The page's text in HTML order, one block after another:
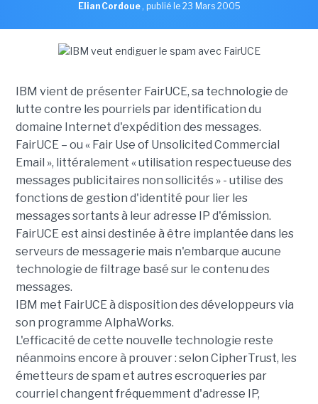
Elian Cordoue , publié le 23 Mars 2005
IBM vient de présenter FairUCE, sa technologie de
lutte contre les pourriels par identification du
domaine Internet d'expédition des messages.
FairUCE – ou « Fair Use of Unsolicited Commercial
Email », littéralement « utilisation respectueuse des
messages publicitaires non sollicités » - utilise des
fonctions de gestion d'identité pour lier les
messages sortants à leur adresse IP d'émission.
FairUCE est ainsi destinée à être implantée dans les
serveurs de messagerie mais n'embarque aucune
technologie de filtrage basé sur le contenu des
messages.
IBM met FairUCE à disposition des développeurs via
son programme AlphaWorks.
L'efficacité de cette nouvelle technologie reste
néanmoins encore à prouver : selon CipherTrust, les
émetteurs de spam et autres escroqueries par
courriel changent fréquemment d'adresse IP,